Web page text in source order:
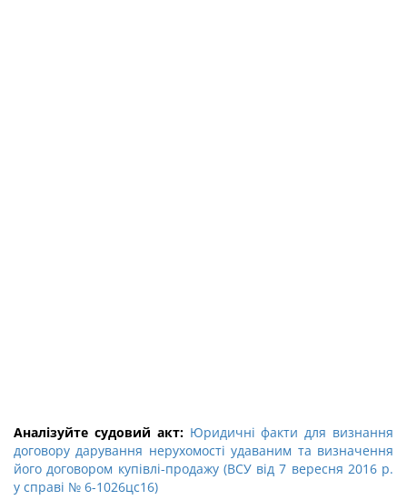
Аналізуйте судовий акт: Юридичні факти для визнання
договору дарування нерухомості удаваним та визначення
його договором купівлі-продажу (ВСУ від 7 вересня 2016 р.
у справі № 6-1026цс16)